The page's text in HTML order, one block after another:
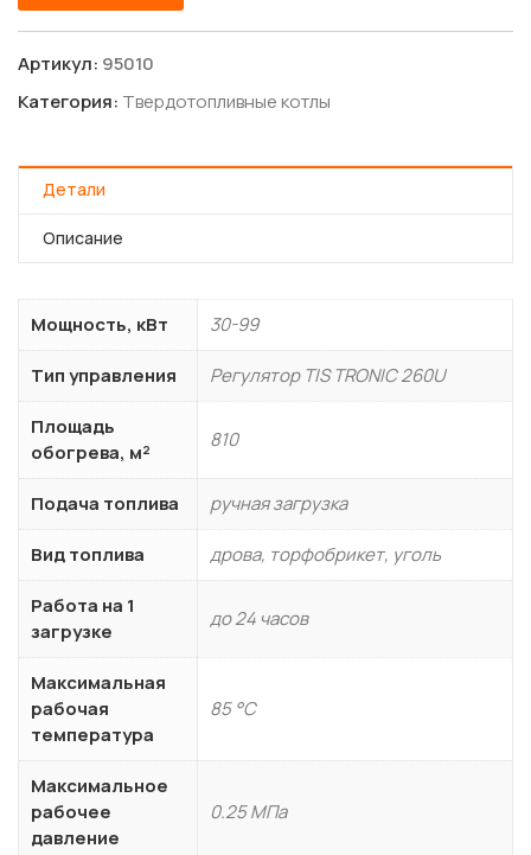
Артикул: 95010
Категория: Твердотопливные котлы
Детали
Описание
Мощность, кВт 30-99
Тип управления Регулятор TIS TRONIC 260U
Площадь
обогрева, м²
810
Подача топлива ручная загрузка
Вид топлива дрова, торфобрикет, уголь
Работа на 1
загрузке
до 24 часов
Максимальная
рабочая
температура
85 °С
Максимальное
рабочее
давление
0.25 МПа